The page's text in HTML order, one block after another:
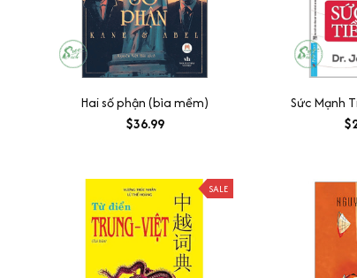
Hai số phận (bìa mềm)
$36.99
Sức Mạnh
SALE